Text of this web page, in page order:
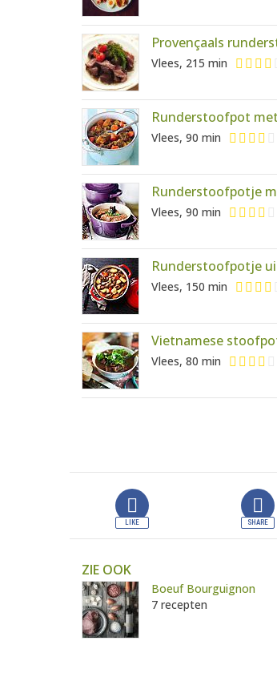
Provençaals
Vlees, 215 min
Runderstoofpot
Vlees, 90 min
Runderstoofpotje
Vlees, 90 min
Runderstoofpotje
Vlees, 150 min
Vietnamese
Vlees, 80 min
ZIE OOK
Boeuf Bourguignon
7 recepten